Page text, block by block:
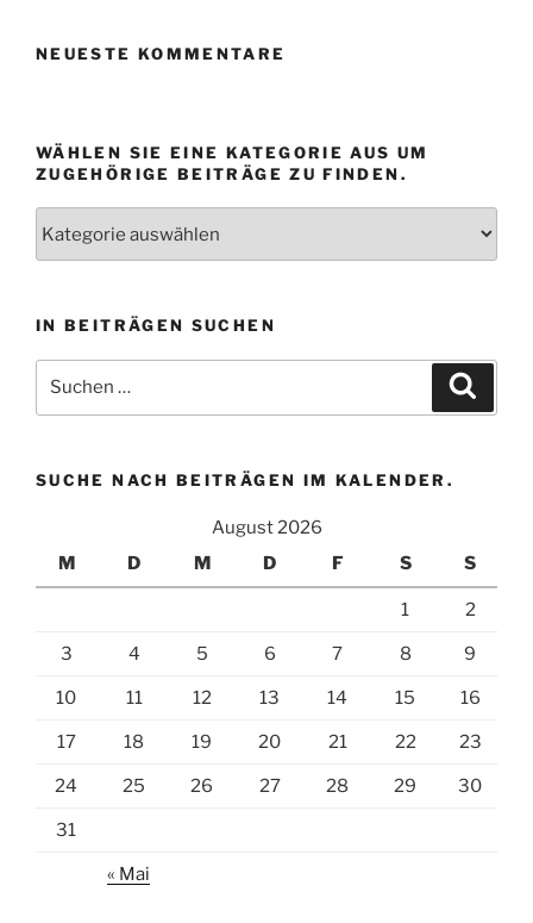
NEUESTE KOMMENTARE
WÄHLEN SIE EINE KATEGORIE AUS UM
ZUGEHÖRIGE BEITRÄGE ZU FINDEN.
aus
um
zugehörige
Beiträge
finden.
IN BEITRÄGEN SUCHEN
nach:
SUCHE NACH BEITRÄGEN IM KALENDER.
August 2026
M
D M D F S S
1 2
3 4 5 6 7 8 9
10 11 12 13 14 15 16
17 18 19 20 21 22 23
24 25 26 27 28 29 30
31
« Mai